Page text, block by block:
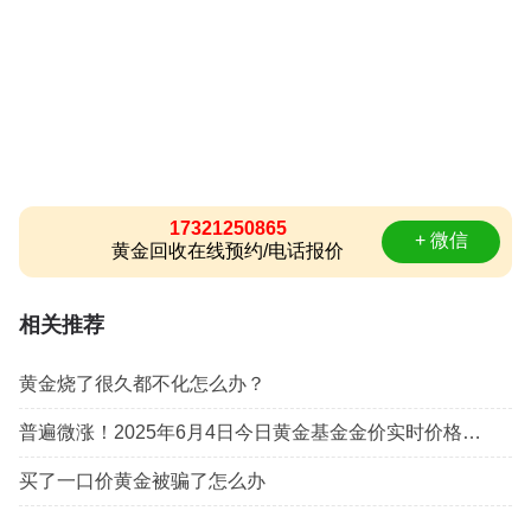
17321250865
黄金回收在线预约/电话报价
+ 微信
相关推荐
黄金烧了很久都不化怎么办？
普遍微涨！2025年6月4日今日黄金基金金价实时价格查询
买了一口价黄金被骗了怎么办